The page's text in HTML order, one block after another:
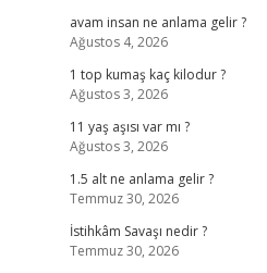
avam insan ne anlama gelir ?
Ağustos 4, 2026
1 top kumaş kaç kilodur ?
Ağustos 3, 2026
11 yaş aşısı var mı ?
Ağustos 3, 2026
1.5 alt ne anlama gelir ?
Temmuz 30, 2026
İstihkâm Savaşı nedir ?
Temmuz 30, 2026